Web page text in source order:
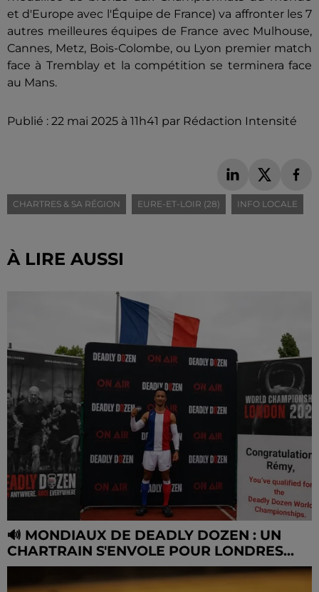
et d'Europe avec l'Équipe de France) va affronter les 7
autres meilleures équipes de France avec Mulhouse,
Cannes, Metz, Bois-Colombe, ou Lyon premier match
face à Tremblay et la compétition se terminera face
au Mans.
Publié : 22 mai 2025 à 11h41 par Rédaction Intensité
CHARTRES & SA RÉGION EURE-ET-LOIR (28) INFO LOCALE
À LIRE AUSSI
🔊 MONDIAUX DE DEADLY DOZEN : UN
CHARTRAIN S'ENVOLE POUR LONDRES...